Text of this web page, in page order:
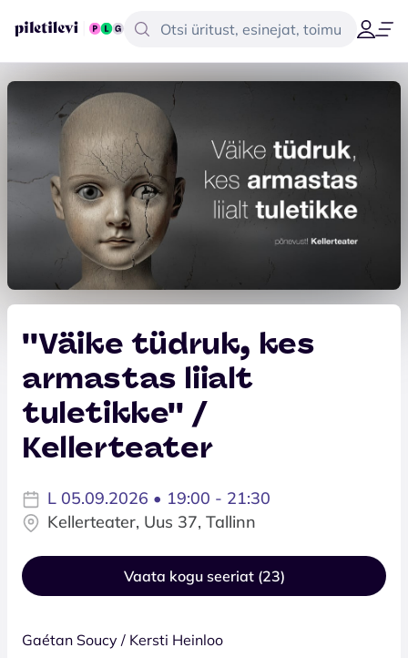
''Väike tüdruk, kes
armastas liialt
tuletikke'' /
Kellerteater
L 05.09.2026 • 19:00 - 21:30
Kellerteater, Uus 37, Tallinn
Vaata kogu seeriat (23)
Gaétan Soucy / Kersti Heinloo